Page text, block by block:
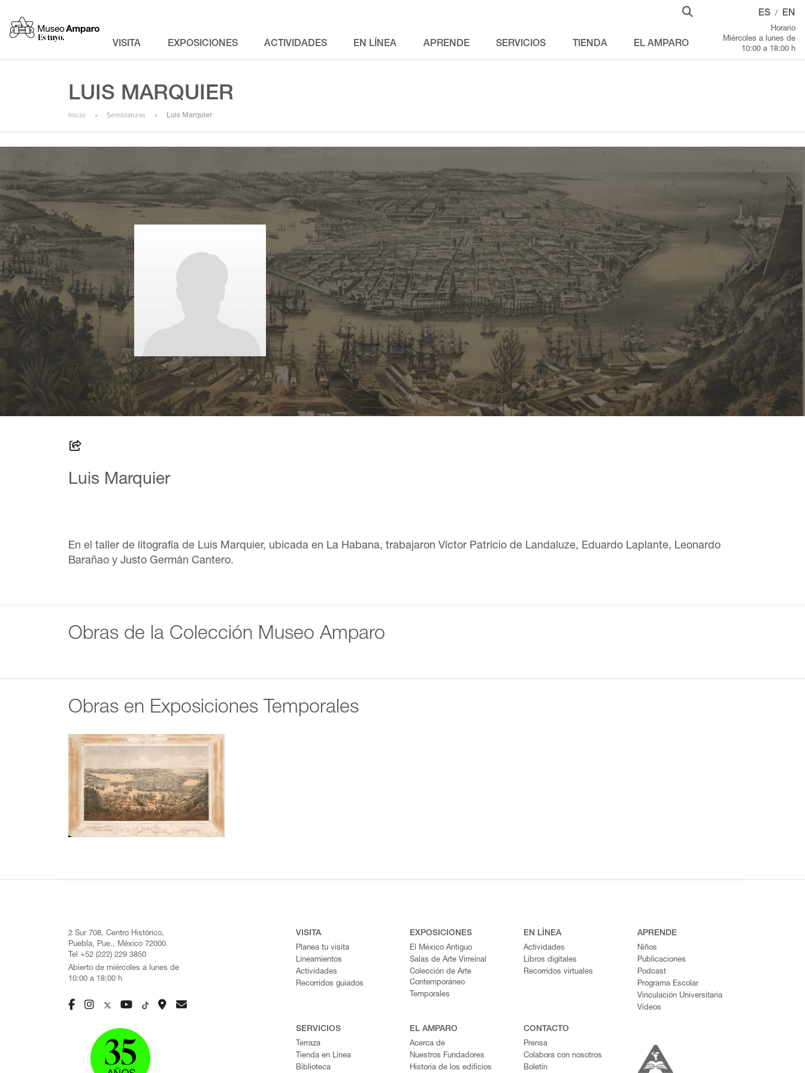
VISITA EXPOSICIONES ACTIVIDADES EN LÍNEA APRENDE SERVICIOS TIENDA EL AMPARO
ES / EN
Horario
Miércoles a lunes de
10:00 a 18:00 h
LUIS MARQUIER
Inicio Semblanzas Luis Marquier
Luis Marquier
En el taller de litografía de Luis Marquier, ubicada en La Habana, trabajaron Víctor Patricio de Landaluze, Eduardo Laplante, Leonardo
Barañao y Justo Germán Cantero.
Obras de la Colección Museo Amparo
Obras en Exposiciones Temporales
2 Sur 708, Centro Histórico,
Puebla, Pue., México 72000
Tel +52 (222) 229 3850
Abierto de miércoles a lunes de
10:00 a 18:00 h
VISITA
Planea tu visita
Lineamientos
Actividades
Recorridos guiados
EXPOSICIONES
El México Antiguo
Salas de Arte Virreinal
Colección de Arte
Contemporáneo
Temporales
EN LÍNEA
Actividades
Libros digitales
Recorridos virtuales
APRENDE
Niños
Publicaciones
Podcast
Programa Escolar
Vinculación Universitaria
Videos
SERVICIOS
Terraza
Tienda en Línea
Biblioteca
EL AMPARO
Acerca de
Nuestros Fundadores
Historia de los edificios
CONTACTO
Prensa
Colabora con nosotros
Boletín